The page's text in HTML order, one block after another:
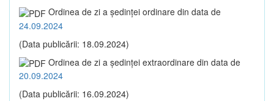
Ordinea de zi a şedinţei ordinare din data de
24.09.2024
(Data publicării: 18.09.2024)
Ordinea de zi a şedinţei extraordinare din data de
20.09.2024
(Data publicării: 16.09.2024)